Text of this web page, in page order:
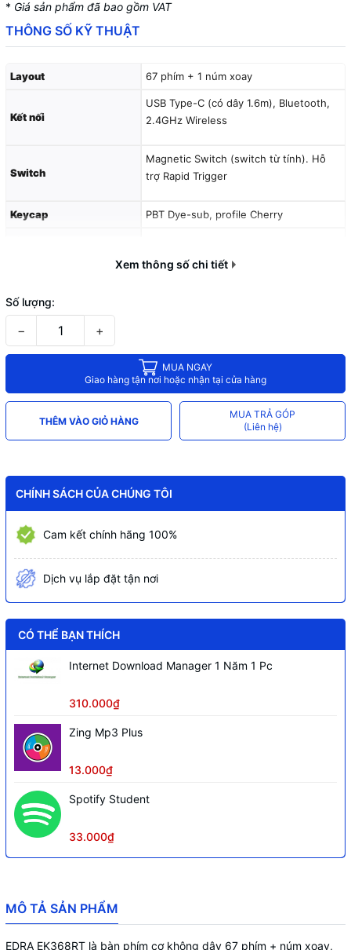
* Giá sản phẩm đã bao gồm VAT
THÔNG SỐ KỸ THUẬT
Layout 67 phím + 1 núm xoay
Kết nối
USB Type-C (có dây 1.6m), Bluetooth,
2.4GHz Wireless
Switch
Magnetic Switch (switch từ tính). Hỗ
trợ Rapid Trigger
Keycap PBT Dye-sub, profile Cherry
Xem thông số chi tiết
Số lượng:
− +
MUA NGAY
Giao hàng tận nơi hoặc nhận tại cửa hàng
THÊM VÀO GIỎ HÀNG
MUA TRẢ GÓP
(Liên hệ)
CHÍNH SÁCH CỦA CHÚNG TÔI
Cam kết chính hãng 100%
Dịch vụ lắp đặt tận nơi
CÓ THỂ BẠN THÍCH
Internet Download Manager 1 Năm 1 Pc
310.000₫
Zing Mp3 Plus
13.000₫
Spotify Student
33.000₫
MÔ TẢ SẢN PHẨM
EDRA EK368RT là bàn phím cơ không dây 67 phím + núm xoay,